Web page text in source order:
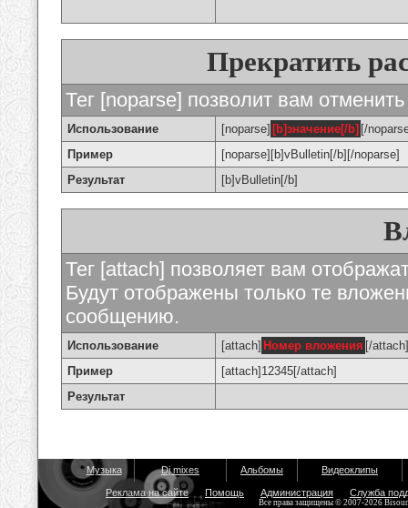
Прекратить
Тег [noparse] позволит вам
Использование [noparse] [b]значение[/b] [/
Пример
[noparse][b]vBulletin[/b][/noparse]
Результат
[b]vBulletin[/b]
Тег [attach] позволяет вам
Будут отображены только те
сообщению.
Использование [attach] Номер вложения [/attach]
Пример
[attach]12345[/attach]
Результат
Музыка Dj mixes Альбомы Видеоклипы
Реклама на сайте Помощь Администрация Служба
Все права защищены © 2007-2026